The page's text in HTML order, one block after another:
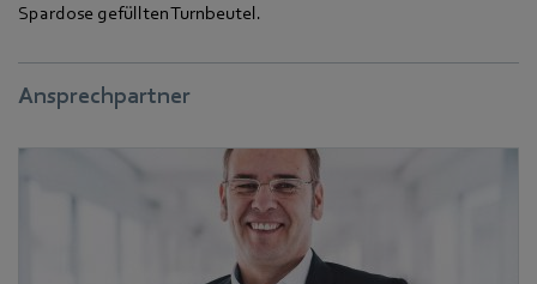
Spardose gefüllten Turnbeutel.
Ansprechpartner